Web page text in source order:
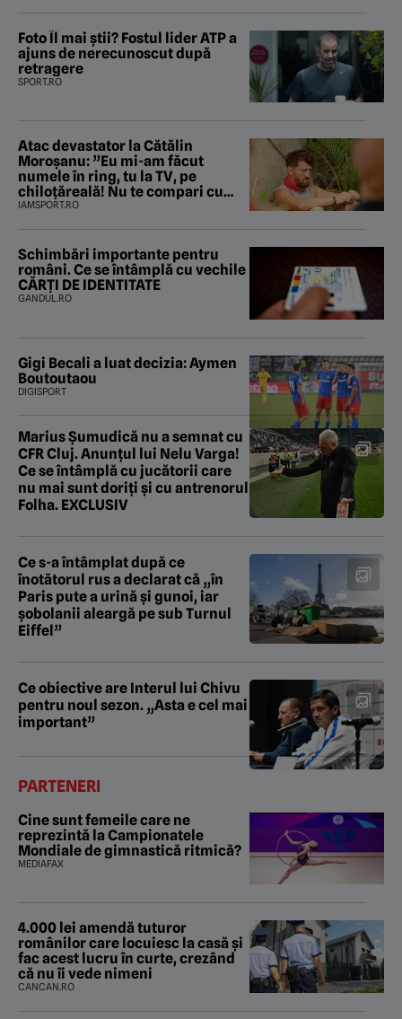
Foto Îl mai știi? Fostul lider ATP a
ajuns de nerecunoscut după
retragere
SPORT.RO
Atac devastator la Cătălin
Moroșanu: ”Eu mi-am făcut
numele în ring, tu la TV, pe
chiloțăreală! Nu te compari cu
mine”
IAMSPORT.RO
Schimbări importante pentru
români. Ce se întâmplă cu vechile
CĂRȚI DE IDENTITATE
GANDUL.RO
Gigi Becali a luat decizia: Aymen
Boutoutaou
DIGISPORT
Marius Șumudică nu a semnat cu
CFR Cluj. Anunțul lui Nelu Varga!
Ce se întâmplă cu jucătorii care
nu mai sunt doriți și cu antrenorul
Folha. EXCLUSIV
Ce s-a întâmplat după ce
înotătorul rus a declarat că „în
Paris pute a urină și gunoi, iar
şobolanii aleargă pe sub Turnul
Eiffel”
Ce obiective are Interul lui Chivu
pentru noul sezon. „Asta e cel mai
important”
PARTENERI
Cine sunt femeile care ne
reprezintă la Campionatele
Mondiale de gimnastică ritmică?
MEDIAFAX
4.000 lei amendă tuturor
românilor care locuiesc la casă și
fac acest lucru în curte, crezând
că nu îi vede nimeni
CANCAN.RO